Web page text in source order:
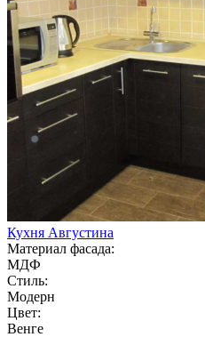
Кухня Августина
Материал фасада:
МДФ
Стиль:
Модерн
Цвет:
Венге